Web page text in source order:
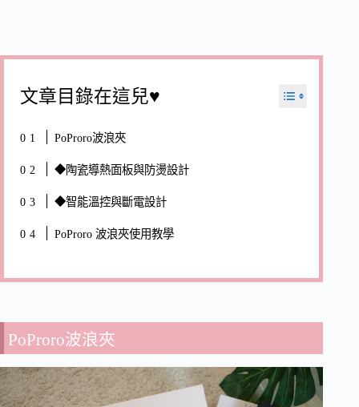
文章目錄在這兒♥
PoProro波浪夾
◆陶瓷導熱面板與防燙設計
◆智能溫控與斷電設計
PoProro 波浪夾使用教學
PoProro波浪夾